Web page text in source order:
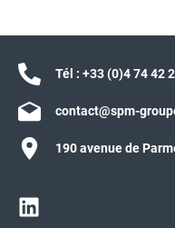
Tél : +33 (0)4 74 42
contact@spm-
190 avenue de